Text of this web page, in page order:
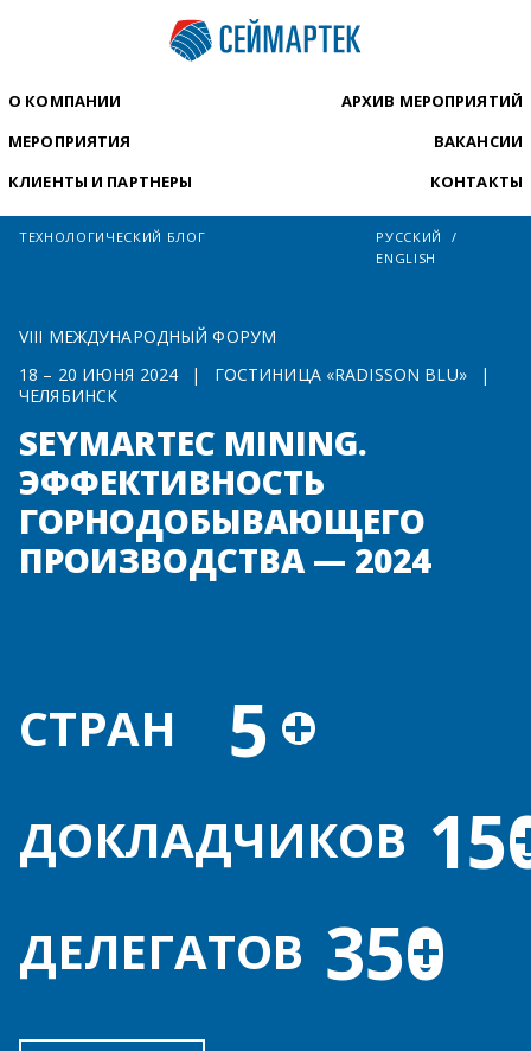
О КОМПАНИИ
МЕРОПРИЯТИЯ
КЛИЕНТЫ И ПАРТНЕРЫ
АРХИВ МЕРОПРИЯТИЙ
ВАКАНСИИ
КОНТАКТЫ
ТЕХНОЛОГИЧЕСКИЙ БЛОГ
РУССКИЙ
ENGLISH
VIII МЕЖДУНАРОДНЫЙ ФОРУМ
18 – 20 ИЮНЯ 2024
| ГОСТИНИЦА «RADISSON BLU»
|
ЧЕЛЯБИНСК
SEYMARTEC MINING.
ЭФФЕКТИВНОСТЬ
ГОРНОДОБЫВАЮЩЕГО
ПРОИЗВОДСТВА — 2024
СТРАН 5 +
ДОКЛАДЧИКОВ
ДЕЛЕГАТОВ 350
+